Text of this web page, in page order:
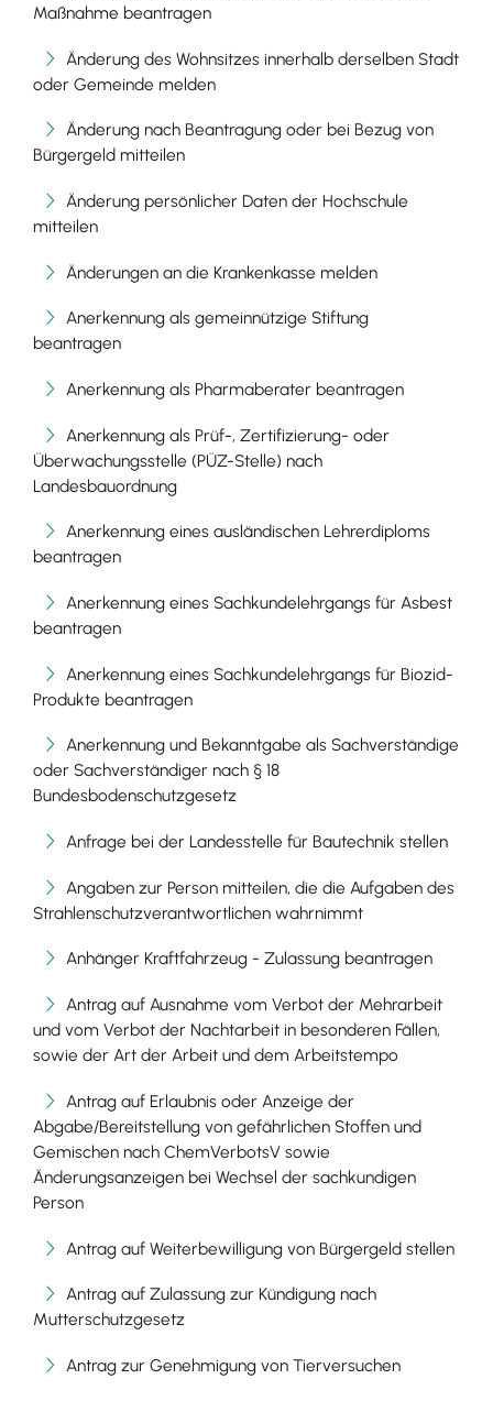
Maßnahme beantragen
Änderung des Wohnsitzes innerhalb derselben Stadt
oder Gemeinde melden
Änderung nach Beantragung oder bei Bezug von
Bürgergeld mitteilen
Änderung persönlicher Daten der Hochschule
mitteilen
Änderungen an die Krankenkasse melden
Anerkennung als gemeinnützige Stiftung
beantragen
Anerkennung als Pharmaberater beantragen
Anerkennung als Prüf-, Zertifizierung- oder
Überwachungsstelle (PÜZ-Stelle) nach
Landesbauordnung
Anerkennung eines ausländischen Lehrerdiploms
beantragen
Anerkennung eines Sachkundelehrgangs für Asbest
beantragen
Anerkennung eines Sachkundelehrgangs für Biozid-
Produkte beantragen
Anerkennung und Bekanntgabe als Sachverständige
oder Sachverständiger nach § 18
Bundesbodenschutzgesetz
Anfrage bei der Landesstelle für Bautechnik stellen
Angaben zur Person mitteilen, die die Aufgaben des
Strahlenschutzverantwortlichen wahrnimmt
Anhänger Kraftfahrzeug - Zulassung beantragen
Antrag auf Ausnahme vom Verbot der Mehrarbeit
und vom Verbot der Nachtarbeit in besonderen Fällen,
sowie der Art der Arbeit und dem Arbeitstempo
Antrag auf Erlaubnis oder Anzeige der
Abgabe/Bereitstellung von gefährlichen Stoffen und
Gemischen nach ChemVerbotsV sowie
Änderungsanzeigen bei Wechsel der sachkundigen
Person
Antrag auf Weiterbewilligung von Bürgergeld stellen
Antrag auf Zulassung zur Kündigung nach
Mutterschutzgesetz
Antrag zur Genehmigung von Tierversuchen